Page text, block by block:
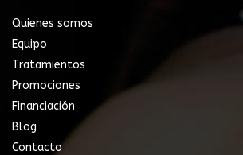
Quienes somos
Equipo
Tratamientos
Promociones
Financiación
Blog
Contacto